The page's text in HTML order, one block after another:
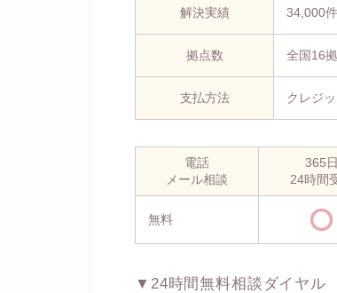
解決実績 34,000
拠点数 全国16
支払方法 クレジ
電話
メール相談
365日
24時間
無料
▼24時間無料相談ダイヤル